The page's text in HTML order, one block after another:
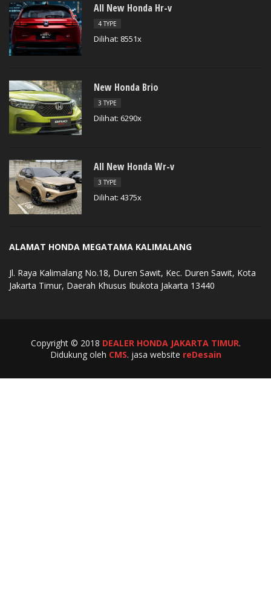
All New Honda Hr-v
4 TYPE
Dilihat: 8551x
New Honda Brio
3 TYPE
Dilihat: 6290x
All New Honda Wr-v
3 TYPE
Dilihat: 4375x
ALAMAT HONDA MEGATAMA KALIMALANG
Jl. Raya Kalimalang No.18, Duren Sawit, Kec. Duren Sawit, Kota
Jakarta Timur, Daerah Khusus Ibukota Jakarta 13440
Copyright © 2018 DEALER HONDA JAKARTA TIMUR.
Didukung oleh CMS. jasa website reDesain